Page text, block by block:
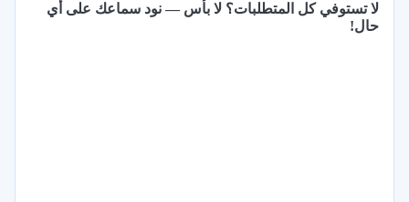
لا تستوفي كل المتطلبات؟ لا بأس — نود سماعك على أي
حال!